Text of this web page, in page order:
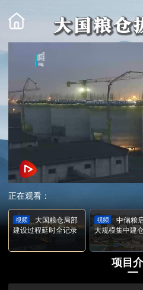
正在观看：
大国粮仓局部
建设过程延时全记录
中储粮
大规模集中建
项目